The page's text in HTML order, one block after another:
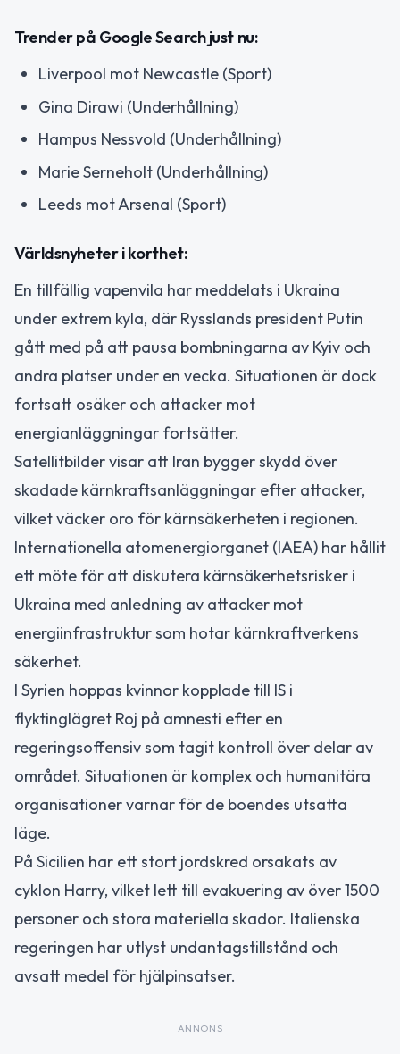
Trender på Google Search just nu:
Liverpool mot Newcastle (Sport)
Gina Dirawi (Underhållning)
Hampus Nessvold (Underhållning)
Marie Serneholt (Underhållning)
Leeds mot Arsenal (Sport)
Världsnyheter i korthet:
En tillfällig vapenvila har meddelats i Ukraina
under extrem kyla, där Rysslands president Putin
gått med på att pausa bombningarna av Kyiv och
andra platser under en vecka. Situationen är dock
fortsatt osäker och attacker mot
energianläggningar fortsätter.
Satellitbilder visar att Iran bygger skydd över
skadade kärnkraftsanläggningar efter attacker,
vilket väcker oro för kärnsäkerheten i regionen.
Internationella atomenergiorganet (IAEA) har hållit
ett möte för att diskutera kärnsäkerhetsrisker i
Ukraina med anledning av attacker mot
energiinfrastruktur som hotar kärnkraftverkens
säkerhet.
I Syrien hoppas kvinnor kopplade till IS i
flyktinglägret Roj på amnesti efter en
regeringsoffensiv som tagit kontroll över delar av
området. Situationen är komplex och humanitära
organisationer varnar för de boendes utsatta
läge.
På Sicilien har ett stort jordskred orsakats av
cyklon Harry, vilket lett till evakuering av över 1500
personer och stora materiella skador. Italienska
regeringen har utlyst undantagstillstånd och
avsatt medel för hjälpinsatser.
ANNONS